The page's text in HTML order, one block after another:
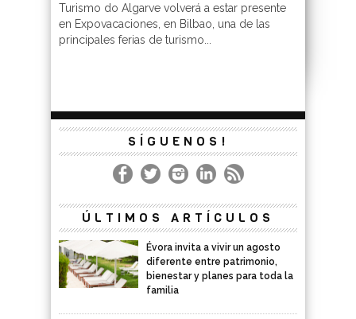
Turismo do Algarve volverá a estar presente
en Expovacaciones, en Bilbao, una de las
principales ferias de turismo...
SÍGUENOS!
ÚLTIMOS ARTÍCULOS
Évora invita a vivir un agosto
diferente entre patrimonio,
bienestar y planes para toda la
familia